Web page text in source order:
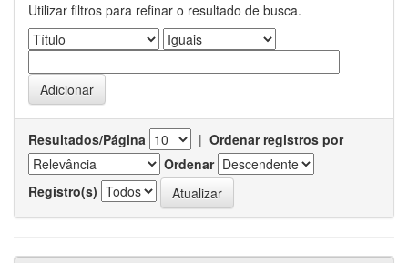
Utilizar filtros para refinar o resultado de busca.
Resultados/Página | Ordenar registros por
Ordenar
Registro(s)